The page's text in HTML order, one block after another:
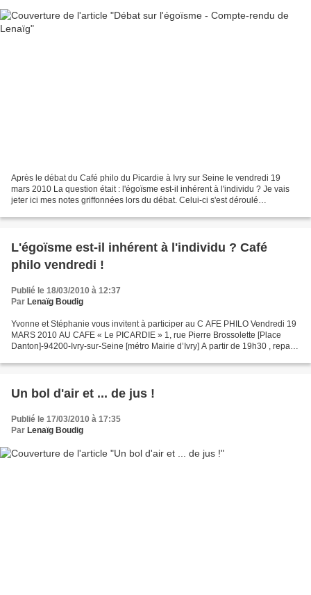
Après le débat du Café philo du Picardie à Ivry sur Seine le vendredi 19
mars 2010 La question était : l'égoïsme est-il inhérent à l'individu ? Je vais
jeter ici mes notes griffonnées lors du débat. Celui-ci s'est déroulé
L'égoïsme est-il inhérent à l'individu ? Café
philo vendredi !
Publié le 18/03/2010 à 12:37
Par Lenaïg Boudig
Yvonne et Stéphanie vous invitent à participer au C AFE PHILO Vendredi 19
MARS 2010 AU CAFE « Le PICARDIE » 1, rue Pierre Brossolette [Place
Danton]-94200-Ivry-sur-Seine [métro Mairie d’Ivry] A partir de 19h30 , repas
Un bol d'air et ... de jus !
Publié le 17/03/2010 à 17:35
Par Lenaïg Boudig